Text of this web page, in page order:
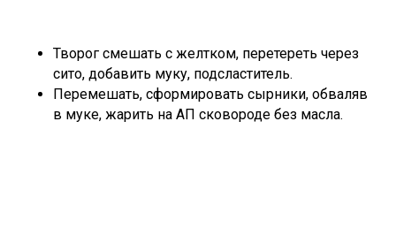
Творог смешать с желтком, перетереть через
сито, добавить муку, подсластитель.
Перемешать, сформировать сырники, обваляв
в муке, жарить на АП сковороде без масла.